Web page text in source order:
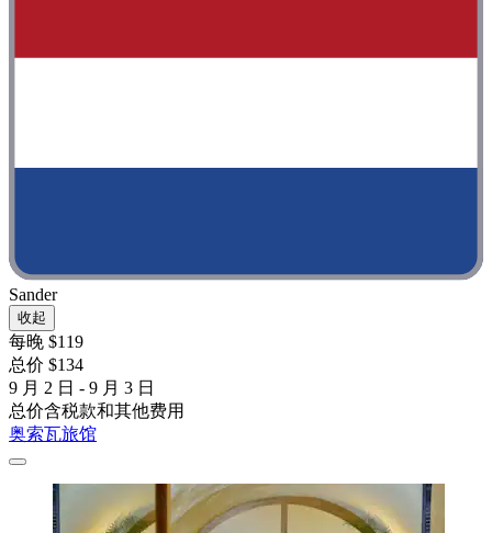
Sander
收起
每晚 $119
总价 $134
9 月 2 日 - 9 月 3 日
总价含税款和其他费用
奥索瓦旅馆